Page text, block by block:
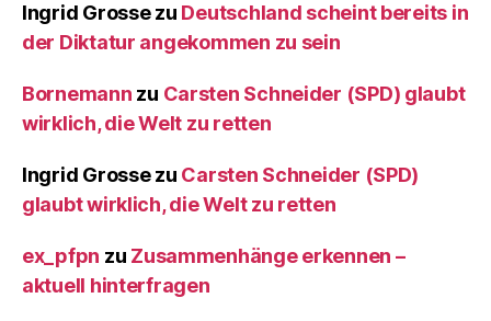
Ingrid Grossezu Deutschland scheint bereits in
der Diktatur angekommen zu sein
Bornemann zu Carsten Schneider (SPD) glaubt
wirklich, die Welt zu retten
Ingrid Grossezu Carsten Schneider (SPD)
glaubt wirklich, die Welt zu retten
ex_pfpn zu Zusammenhänge erkennen –
aktuell hinterfragen